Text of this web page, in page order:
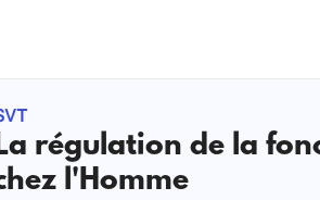
régulation de la
l'Homme